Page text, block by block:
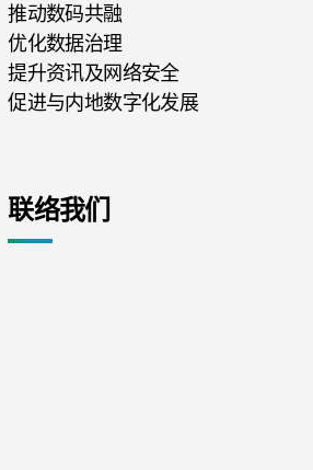
推动数码共融
优化数据治理
提升资讯及网络安全
促进与内地数字化发展
联络我们